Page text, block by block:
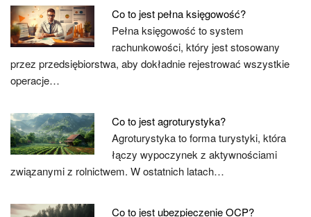
Co to jest pełna księgowość?
Pełna księgowość to system
rachunkowości, który jest stosowany
przez przedsiębiorstwa, aby dokładnie rejestrować wszystkie
operacje…
Co to jest agroturystyka?
Agroturystyka to forma turystyki, która
łączy wypoczynek z aktywnościami
związanymi z rolnictwem. W ostatnich latach…
Co to jest ubezpieczenie OCP?